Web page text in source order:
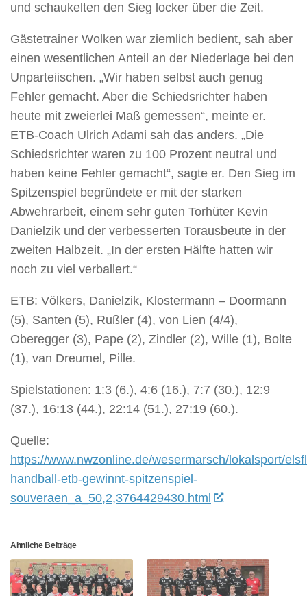
und schaukelten den Sieg locker über die Zeit.
Gästetrainer Wolken war ziemlich bedient, sah aber
einen wesentlichen Anteil an der Niederlage bei den
Unparteiischen. „Wir haben selbst auch genug
Fehler gemacht. Aber die Schiedsrichter haben
heute mit zweierlei Maß gemessen“, meinte er.
ETB-Coach Ulrich Adami sah das anders. „Die
Schiedsrichter waren zu 100 Prozent neutral und
haben keine Fehler gemacht“, sagte er. Den Sieg im
Spitzenspiel begründete er mit der starken
Abwehrarbeit, einem sehr guten Torhüter Kevin
Danielzik und der verbesserten Torausbeute in der
zweiten Halbzeit. „In der ersten Hälfte hatten wir
noch zu viel verballert.“
ETB: Völkers, Danielzik, Klostermann – Doormann
(5), Santen (5), Rußler (4), von Lien (4/4),
Oberegger (3), Pape (2), Zindler (2), Wille (1), Bolte
(1), van Dreumel, Pille.
Spielstationen: 1:3 (6.), 4:6 (16.), 7:7 (30.), 12:9
(37.), 16:13 (44.), 22:14 (51.), 27:19 (60.).
Quelle:
https://www.nwzonline.de/wesermarsch/lokalsport/
handball-etb-gewinnt-spitzenspiel-
souveraen_a_50,2,3764429430.html
Ähnliche Beiträge